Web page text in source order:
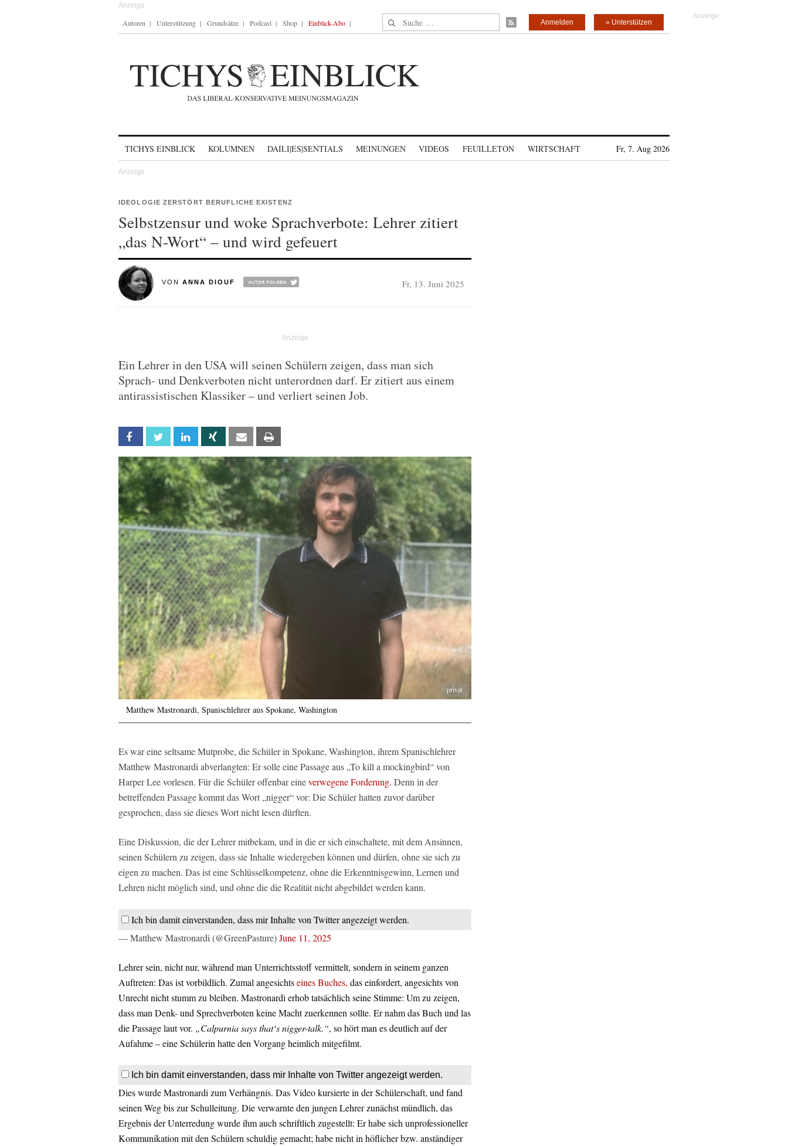
Autoren Unterstützung Grundsätze Podcast Shop Einblick-Abo Suche nach: » Unterstützen
Anmelden
TICHYS EINBLICK KOLUMNEN DAILI|ES|SENTIALS MEINUNGEN VIDEOS FEUILLETON WIRTSCHAFT Fr, 7. Aug 2026
IDEOLOGIE ZERSTÖRT BERUFLICHE EXISTENZ
Selbstzensur und woke Sprachverbote: Lehrer zitiert
„das N-Wort“ – und wird gefeuert
VON ANNA DIOUF Fr, 13. Juni 2025
Ein Lehrer in den USA will seinen Schülern zeigen, dass man sich
Sprach- und Denkverboten nicht unterordnen darf. Er zitiert aus einem
antirassistischen Klassiker – und verliert seinen Job.
Facebook Twitter Linkedin Xing Email
privat
Matthew Mastronardi, Spanischlehrer aus Spokane, Washington
Es war eine seltsame Mutprobe, die Schüler in Spokane, Washington, ihrem Spanischlehrer
Matthew Mastronardi abverlangten: Er solle eine Passage aus „To kill a mockingbird“ von
Harper Lee vorlesen. Für die Schüler offenbar eineverwegene Forderung. Denn in der
betreffenden Passage kommt das Wort „nigger“ vor: Die Schüler hatten zuvor darüber
gesprochen, dass sie dieses Wort nicht lesen dürften.
Eine Diskussion, die der Lehrer mitbekam, und in die er sich einschaltete, mit dem Ansinnen,
seinen Schülern zu zeigen, dass sie Inhalte wiedergeben können und dürfen, ohne sie sich zu
eigen zu machen. Das ist eine Schlüsselkompetenz, ohne die Erkenntnisgewinn, Lernen und
Lehren nicht möglich sind, und ohne die die Realität nicht abgebildet werden kann.
Ich bin damit einverstanden, dass mir Inhalte von Twitter angezeigt werden.
— Matthew Mastronardi (@GreenPasture)June 11, 2025
Lehrer sein, nicht nur, während man Unterrichtsstoff vermittelt, sondern in seinem ganzen
Auftreten: Das ist vorbildlich. Zumal angesichtseines Buches, das einfordert, angesichts von
Unrecht nicht stumm zu bleiben. Mastronardi erhob tatsächlich seine Stimme: Um zu zeigen,
dass man Denk- und Sprechverboten keine Macht zuerkennen sollte. Er nahm das Buch und las
die Passage laut vor. „Calpurnia says that‘s nigger-talk.“, so hört man es deutlich auf der
Aufahme – eine Schülerin hatte den Vorgang heimlich mitgefilmt.
Ich bin damit einverstanden, dass mir Inhalte von Twitter angezeigt werden.
Dies wurde Mastronardi zum Verhängnis. Das Video kursierte in der Schülerschaft, und fand
seinen Weg bis zur Schulleitung. Die verwarnte den jungen Lehrer zunächst mündlich, das
Ergebnis der Unterredung wurde ihm auch schriftlich zugestellt: Er habe sich unprofessioneller
Kommunikation mit den Schülern schuldig gemacht; habe nicht in höflicher bzw. anständiger